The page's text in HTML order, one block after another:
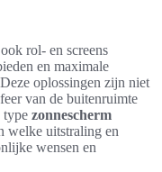
rol- en screens
en maximale
oplossingen zijn niet
van de buitenruimte
type zonnescherm
welke uitstraling en
wensen en